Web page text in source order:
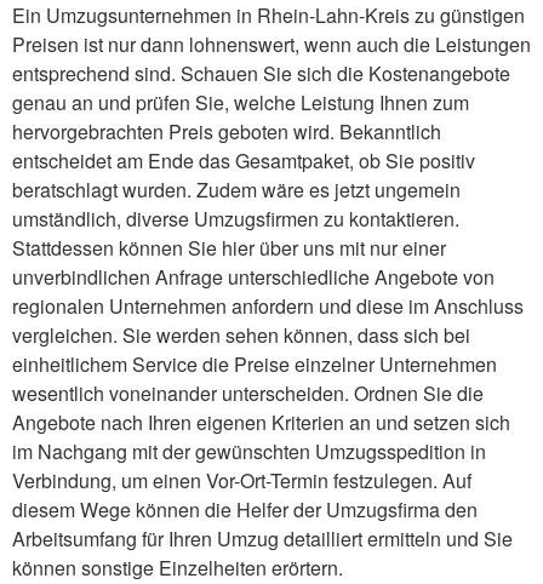
Ein Umzugsunternehmen in Rhein-Lahn-Kreis zu günstigen
Preisen ist nur dann lohnenswert, wenn auch die Leistungen
entsprechend sind. Schauen Sie sich die Kostenangebote
genau an und prüfen Sie, welche Leistung Ihnen zum
hervorgebrachten Preis geboten wird. Bekanntlich
entscheidet am Ende das Gesamtpaket, ob Sie positiv
beratschlagt wurden. Zudem wäre es jetzt ungemein
umständlich, diverse Umzugsfirmen zu kontaktieren.
Stattdessen können Sie hier über uns mit nur einer
unverbindlichen Anfrage unterschiedliche Angebote von
regionalen Unternehmen anfordern und diese im Anschluss
vergleichen. Sie werden sehen können, dass sich bei
einheitlichem Service die Preise einzelner Unternehmen
wesentlich voneinander unterscheiden. Ordnen Sie die
Angebote nach Ihren eigenen Kriterien an und setzen sich
im Nachgang mit der gewünschten Umzugsspedition in
Verbindung, um einen Vor-Ort-Termin festzulegen. Auf
diesem Wege können die Helfer der Umzugsfirma den
Arbeitsumfang für Ihren Umzug detailliert ermitteln und Sie
können sonstige Einzelheiten erörtern.